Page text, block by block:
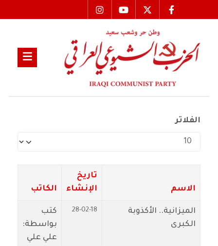
الفلاتر
عدد الإظهارات:
الاسم
تاريخ
الإنشاء
الكاتب
الميزانية.. الأكذوبة
الكبرى
28-02-18
كتب
بواسطة:
علي علي